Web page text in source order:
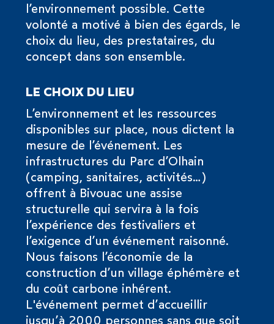
l’environnement possible. Cette
volonté a motivé à bien des égards, le
choix du lieu, des prestataires, du
concept dans son ensemble.
LE CHOIX DU LIEU
L’environnement et les ressources
disponibles sur place, nous dictent la
mesure de l’événement. Les
infrastructures du Parc d’Olhain
(camping, sanitaires, activités…)
offrent à Bivouac une assise
structurelle qui servira à la fois
l’expérience des festivaliers et
l’exigence d’un événement raisonné.
Nous faisons l’économie de la
construction d’un village éphémère et
du coût carbone inhérent.
L'événement permet d’accueillir
jusqu’à 2000 personnes sans que soit